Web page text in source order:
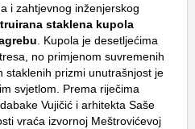
i zahtjevnog inženjerskog
staklena kupola
. Kupola je desetljećima
no primjenom suvremenih
staklenih prizmi unutrašnjost je
svjetlom. Prema riječima
Vujičić i arhitekta Saše
vraća izvornoj Meštrovićevoj